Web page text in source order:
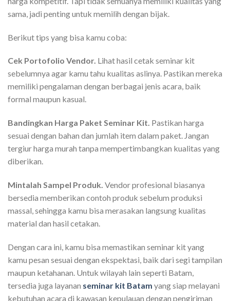
sama, jadi penting untuk memilih dengan bijak.
Berikut tips yang bisa kamu coba:
Cek Portofolio Vendor. Lihat hasil cetak seminar kit
sebelumnya agar kamu tahu kualitas aslinya. Pastikan mereka
memiliki pengalaman dengan berbagai jenis acara, baik
formal maupun kasual.
Bandingkan Harga Paket Seminar Kit. Pastikan harga
sesuai dengan bahan dan jumlah item dalam paket. Jangan
tergiur harga murah tanpa mempertimbangkan kualitas yang
diberikan.
Mintalah Sampel Produk. Vendor profesional biasanya
bersedia memberikan contoh produk sebelum produksi
massal, sehingga kamu bisa merasakan langsung kualitas
material dan hasil cetakan.
Dengan cara ini, kamu bisa memastikan seminar kit yang
kamu pesan sesuai dengan ekspektasi, baik dari segi tampilan
maupun ketahanan. Untuk wilayah lain seperti Batam,
tersedia juga layanan seminar kit Batam yang siap melayani
kebutuhan acara di kawasan kepulauan dengan pengiriman